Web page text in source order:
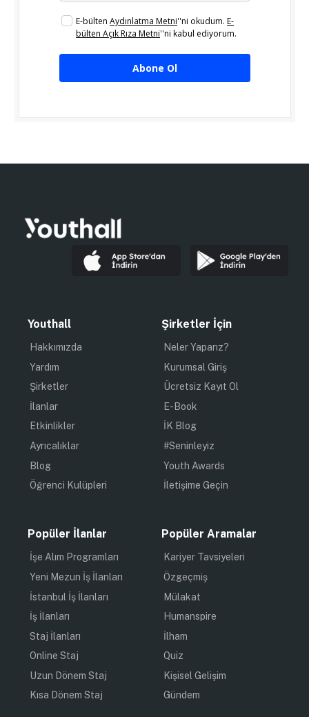
E-bülten Aydınlatma Metni''ni okudum. E-
bülten Açık Rıza Metni''ni kabul ediyorum.
Abone Ol
Youthall
Hakkımızda
Yardım
Şirketler
İlanlar
Etkinlikler
Ayrıcalıklar
Blog
Öğrenci Kulüpleri
Şirketler İçin
Neler Yaparız?
Kurumsal Giriş
Ücretsiz Kayıt Ol
E-Book
İK Blog
#Seninleyiz
Youth Awards
İletişime Geçin
Popüler İlanlar
İşe Alım Programları
Yeni Mezun İş İlanları
İstanbul İş İlanları
İş İlanları
Staj İlanları
Online Staj
Uzun Dönem Staj
Kısa Dönem Staj
Popüler Aramalar
Kariyer Tavsiyeleri
Özgeçmiş
Mülakat
Humanspire
İlham
Quiz
Kişisel Gelişim
Gündem